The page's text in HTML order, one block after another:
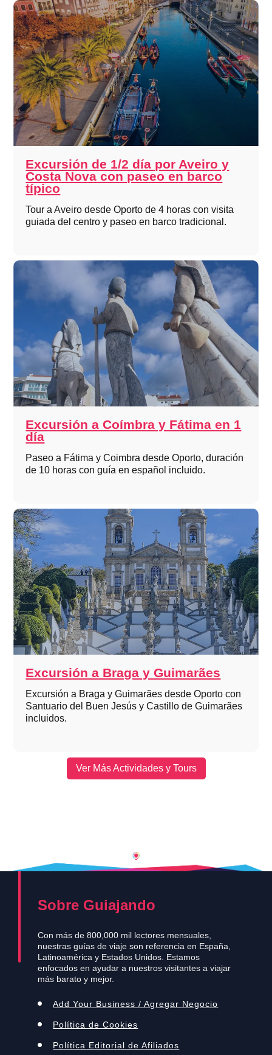
Excursión de 1/2 día por Aveiro y
Costa Nova con paseo en barco
típico
Tour a Aveiro desde Oporto de 4 horas con visita
guiada del centro y paseo en barco tradicional.
Excursión a Coímbra y Fátima en 1
día
Paseo a Fátima y Coimbra desde Oporto, duración
de 10 horas con guía en español incluido.
Excursión a Braga y Guimarães
Excursión a Braga y Guimarães desde Oporto con
Santuario del Buen Jesús y Castillo de Guimarães
incluidos.
Ver Más Actividades y Tours
Sobre Guiajando
Con más de 800,000 mil lectores mensuales,
nuestras guías de viaje son referencia en España,
Latinoamérica y Estados Unidos. Estamos
enfocados en ayudar a nuestros visitantes a viajar
más barato y mejor.
Add Your Business / Agregar Negocio
Política de Cookies
Política Editorial de Afiliados